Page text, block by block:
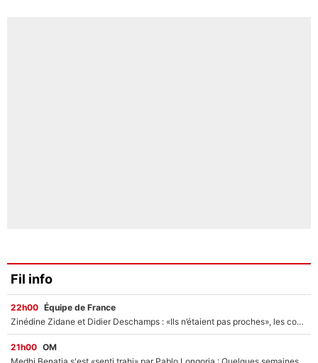
Fil info
22h00 Équipe de France
Zinédine Zidane et Didier Deschamps : «Ils n’étaient pas proches», les confidences d’un membre de l’équipe de France 1998 sur leur relation spéciale
21h00 OM